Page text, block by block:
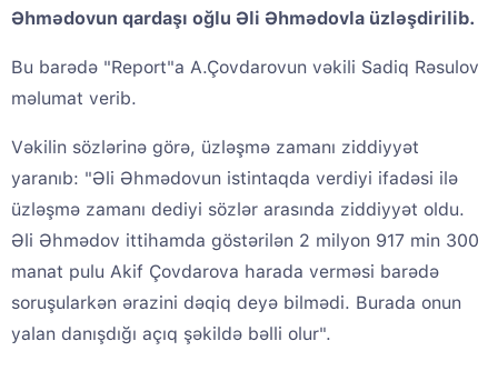
Əhmədovun qardaşı oğlu Əli Əhmədovla üzləşdirilib.
Bu barədə "Report"a A.Çovdarovun vəkili Sadiq Rəsulov
məlumat verib.
Vəkilin sözlərinə görə, üzləşmə zamanı ziddiyyət
yaranıb: "Əli Əhmədovun istintaqda verdiyi ifadəsi ilə
üzləşmə zamanı dediyi sözlər arasında ziddiyyət oldu.
Əli Əhmədov ittihamda göstərilən 2 milyon 917 min 300
manat pulu Akif Çovdarova harada verməsi barədə
soruşularkən ərazini dəqiq deyə bilmədi. Burada onun
yalan danışdığı açıq şəkildə bəlli olur".